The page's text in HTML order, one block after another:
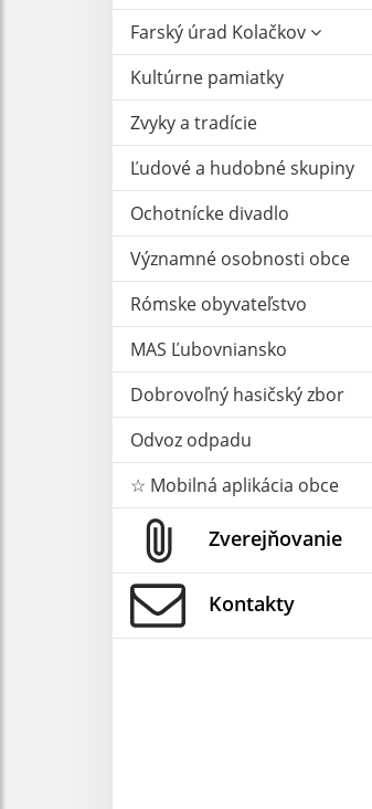
Farský úrad Kolačkov
Kultúrne pamiatky
Zvyky a tradície
Ľudové a hudobné skupiny
Ochotnícke divadlo
Významné osobnosti obce
Rómske obyvateľstvo
MAS Ľubovniansko
Dobrovoľný hasičský zbor
Odvoz odpadu
☆ Mobilná aplikácia obce
Zverejňovanie
Kontakty